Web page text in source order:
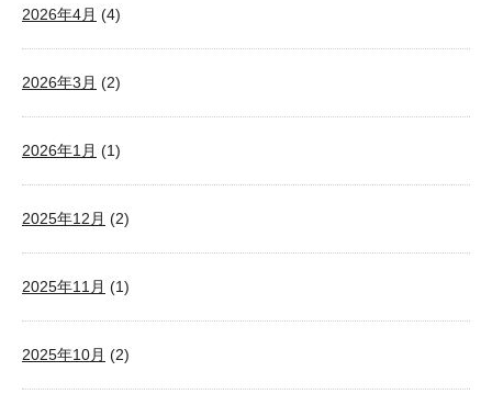
2026年4月 (4)
2026年3月 (2)
2026年1月 (1)
2025年12月 (2)
2025年11月 (1)
2025年10月 (2)